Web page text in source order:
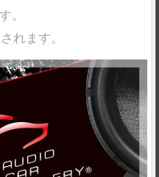
。
れます。